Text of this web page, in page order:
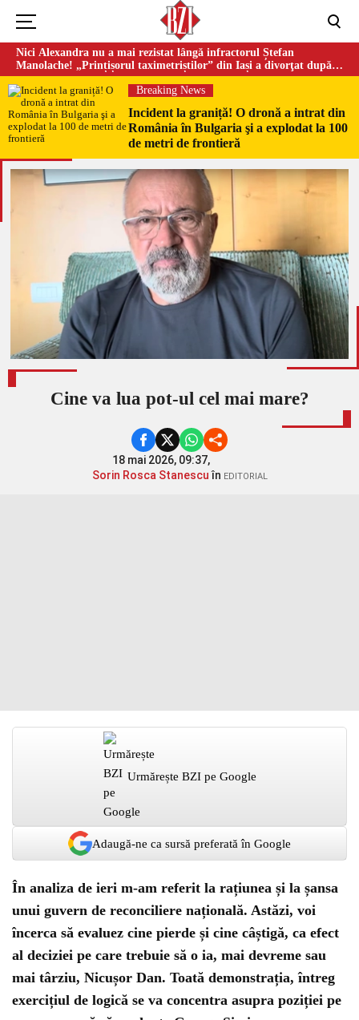
Nici Alexandra nu a mai rezistat lângă infractorul Ștefan
Manolache! „Prințișorul taximetriștilor” din Iași a divorţat după
doi ani de căsnicie
Breaking News
Incident la graniță! O dronă a intrat din
România în Bulgaria şi a explodat la 100
de metri de frontieră
Cine va lua pot-ul cel mai mare?
18 mai 2026, 09:37,
Sorin Rosca Stanescuîn EDITORIAL
Urmărește BZI pe Google
Adaugă-ne ca sursă preferată în Google
În analiza de ieri m-am referit la rațiunea și la șansa
unui guvern de reconciliere națională. Astăzi, voi
încerca să evaluez cine pierde și cine câștigă, ca efect
al deciziei pe care trebuie să o ia, mai devreme sau
mai târziu, Nicușor Dan. Toată demonstrația, întreg
exercițiul de logică se va concentra asupra poziției pe